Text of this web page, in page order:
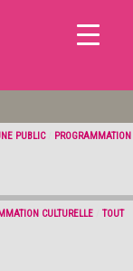
PUBLIC/ PROGRAMMATION
CULTURELLE
TOUT